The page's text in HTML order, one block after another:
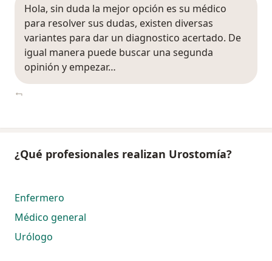
Hola, sin duda la mejor opción es su médico
para resolver sus dudas, existen diversas
variantes para dar un diagnostico acertado. De
igual manera puede buscar una segunda
opinión y empezar…
¿Qué profesionales realizan Urostomía?
Enfermero
Médico general
Urólogo